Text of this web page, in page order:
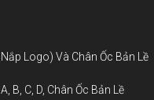
Logo) Và Chân Ốc Bản Lề
B, C, D, Chân Ốc Bản Lề